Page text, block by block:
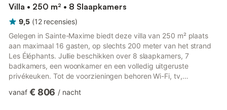
Villa • 250 m² • 8 Slaapkamers
9,5 (12 recensies)
Gelegen in Sainte-Maxime biedt deze villa van 250 m² plaats
aan maximaal 16 gasten, op slechts 200 meter van het strand
Les Éléphants. Jullie beschikken over 8 slaapkamers, 7
badkamers, een woonkamer en een volledig uitgeruste
privékeuken. Tot de voorzieningen behoren Wi-Fi, tv,
en een privé-whirlpool. Voor gezinnen zijn er 2 kinderstoelen en
vanaf € 806 / nacht